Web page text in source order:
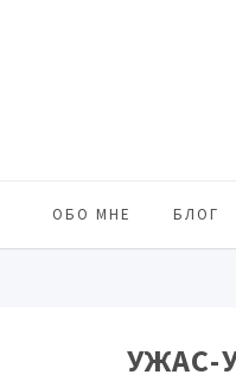
ОБО МНЕ БЛОГ
УЖАС-